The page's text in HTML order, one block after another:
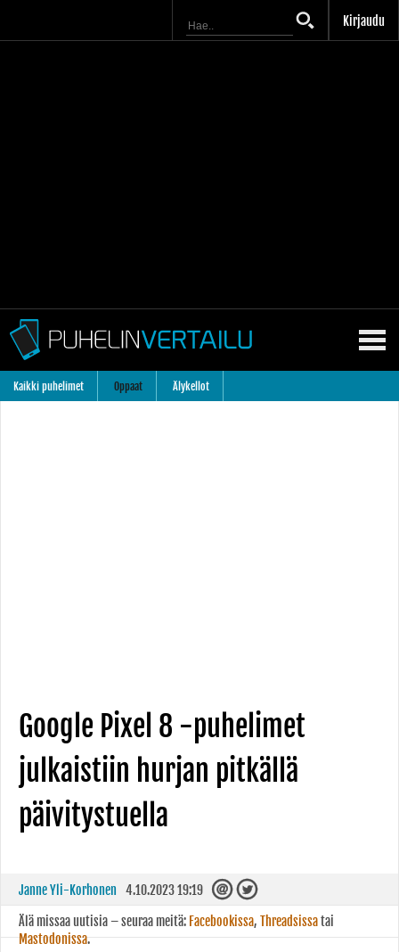
Kirjaudu
Kaikki puhelimet Oppaat Älykellot
Google Pixel 8 -puhelimet
julkaistiin hurjan pitkällä
päivitystuella
Janne Yli-Korhonen 4.10.2023 19:19
Älä missaa uutisia – seuraa meitä: Facebookissa, Threadsissatai
Mastodonissa.